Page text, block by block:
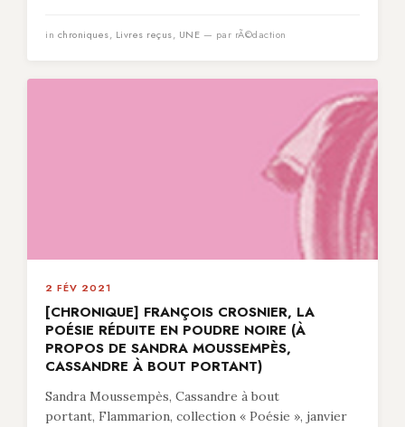
in chroniques, Livres reçus, UNE — par rÃ©daction
2 FÉV 2021
[CHRONIQUE] FRANÇOIS CROSNIER, LA
POÉSIE RÉDUITE EN POUDRE NOIRE (À
PROPOS DE SANDRA MOUSSEMPÈS,
CASSANDRE À BOUT PORTANT)
Sandra Moussempès, Cassandre à bout
portant, Flammarion, collection « Poésie », janvier